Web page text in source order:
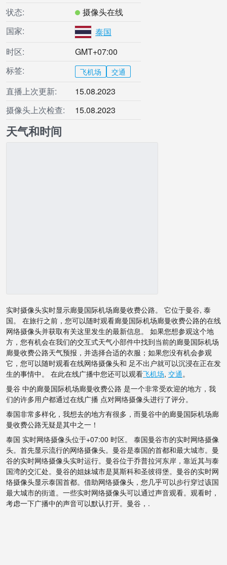
状态:
摄像头在线
国家:
泰国
时区:
GMT+07:00
标签:
飞机场 交通
直播上次更新:
15.08.2023
摄像头上次检查:
15.08.2023
天气和时间
实时摄像头实时显示廊曼国际机场廊曼收费公路。 它位于曼谷, 泰
国。 在旅行之前，您可以随时观看廊曼国际机场廊曼收费公路的在线
网络摄像头并获取有关这里发生的最新信息。 如果您想参观这个地
方，您有机会在我们的交互式天气小部件中找到当前的廊曼国际机场
廊曼收费公路天气预报，并选择合适的衣服；如果您没有机会参观
它，您可以随时观看在线网络摄像头和 足不出户就可以沉浸在正在发
生的事情中。 在此在线广播中您还可以观看飞机场, 交通。
曼谷 中的廊曼国际机场廊曼收费公路 是一个非常受欢迎的地方，我
们的许多用户都通过在线广播 点对网络摄像头进行了评分。
泰国非常多样化，我想去的地方有很多，而曼谷中的廊曼国际机场廊
曼收费公路无疑是其中之一！
泰国 实时网络摄像头位于+07:00 时区。 泰国曼谷市的实时网络摄像
头。首先显示流行的网络摄像头。曼谷是泰国的首都和最大城市。曼
谷的实时网络摄像头实时运行。曼谷位于乔普拉河东岸，靠近其与泰
国湾的交汇处。曼谷的姐妹城市是莫斯科和圣彼得堡。曼谷的实时网
络摄像头显示泰国首都。借助网络摄像头，您几乎可以步行穿过该国
最大城市的街道。一些实时网络摄像头可以通过声音观看。观看时，
考虑一下广播中的声音可以默认打开。曼谷，.